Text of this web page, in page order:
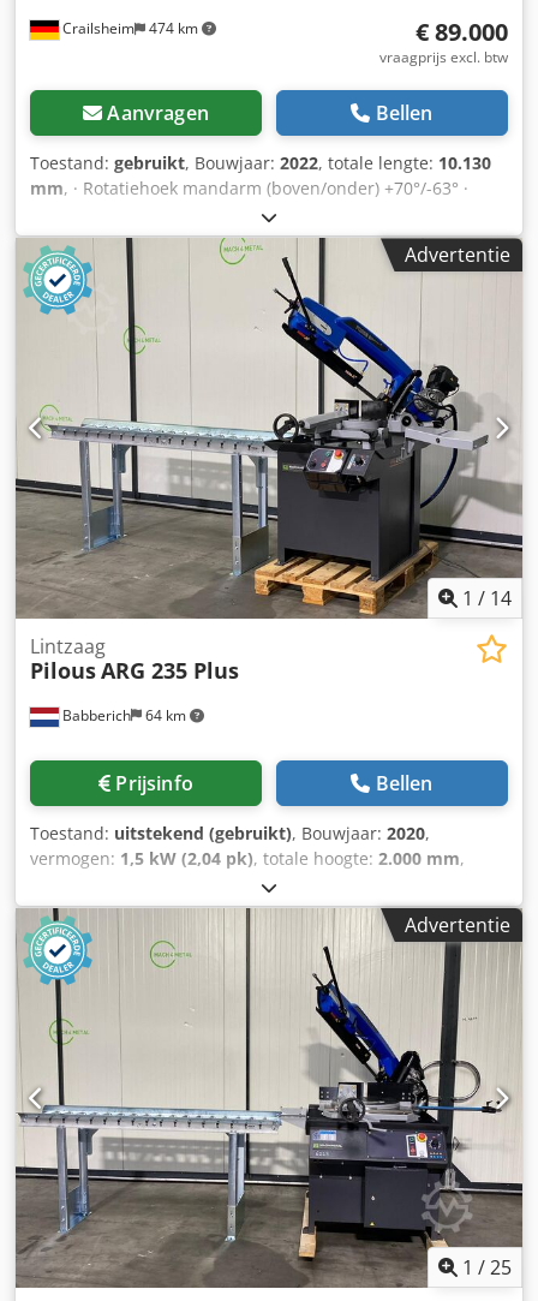
Crailsheim 474 km € 89.000
vraagprijs excl. btw
Aanvragen Bellen
Toestand: gebruikt, Bouwjaar: 2022, totale lengte: 10.130
mm, · Rotatiehoek mandarm (boven/onder) +70°/-63° ·
Rotatie van de bovenbouw 360° · Rotatie werkkorf
(rechts/links) 90°/90° · Binnendraaicirkel 2 m · externe
draaicirkel 4,40 m · Rijsnelheid - transportmodus: 4,90
km/u · Rijsnelheid - werkmodus: 1 km/u Dkjdpfjzrp H Uex
Abyjr · Klimvermogen: 40% · Toegestane kanteling in
werkmodus: 4 ° · Gevulkaniseerde massief rubberen
banden · Aandrijfwielen (voor/achter): 2/2 · Stuurwielen
(voor/achter): 2/2 · Geremde wielen/wielen: 2/2 ·
Fabrikant/motormodel: Yanmar - 3TNV88C-DMU ·
Motorstandaard: Stage V · Nominaal vermogen / vermogen
van de verbrandingsmotor: 36,20 pk / 27,50 kW ·
Bodemdruk: 18,20 dan/cm2 · Hydraulische druk: 400 bar ·
Inhoud hydraulische tank: 94 l · Inhoud brandstoftank: 72
liter · Omgevingsgeluid (LwA): < 106 dB
Advertentie
1 / 14
Babberich 64 km
Lintzaag
PilousARG 235 Plus
Prijsinfo Bellen
Toestand: uitstekend (gebruikt), Bouwjaar: 2020,
vermogen: 1,5 kW (2,04 pk), totale hoogte: 2.000 mm,
, totale breedte:
Bandzaagmachine PILOUS - ARG 235 Plus Dkjdpfezc Imijx
Abyer Bandsaw mitre cutting left & right Ø 235Advertentie
1 /25